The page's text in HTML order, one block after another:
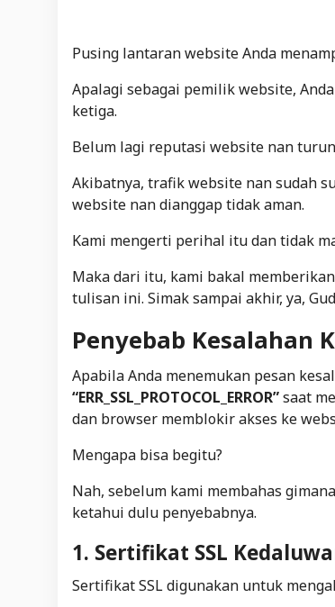
Pusing lantaran website Anda
Apalagi sebagai pemilik website,
ketiga.
Belum lagi reputasi website nan
Akibatnya, trafik website nan sudah
website nan dianggap tidak aman.
Kami mengerti perihal itu dan tidak
Maka dari itu, kami bakal
tulisan ini. Simak sampai akhir, ya,
Penyebab Kesalahan
Apabila Anda menemukan pesan
“ERR_SSL_PROTOCOL_ERROR”saat
dan browser memblokir akses ke
Mengapa bisa begitu?
Nah, sebelum kami membahas
ketahui dulu penyebabnya.
1. Sertifikat SSL
Sertifikat SSL digunakan untuk